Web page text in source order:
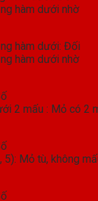
hàm dưới nhờ
hàm dưới: Đối
hàm dưới nhờ
2 mấu : Mỏ có 2
Mỏ tù, không